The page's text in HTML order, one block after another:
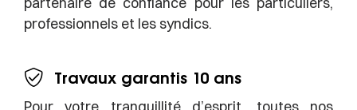
professionnels et les syndics.
Travaux garantis 10 ans